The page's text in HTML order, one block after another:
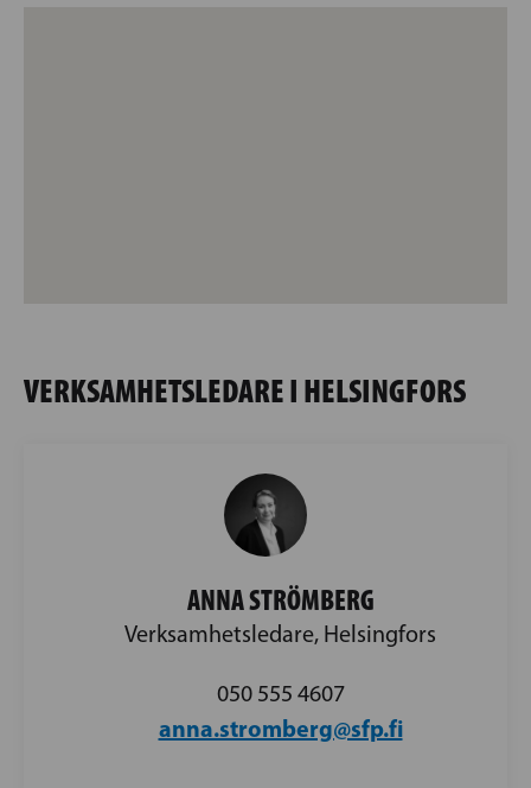
VERKSAMHETSLEDARE I HELSINGFORS
ANNA STRÖMBERG
Verksamhetsledare, Helsingfors
050 555 4607
anna.stromberg@sfp.fi